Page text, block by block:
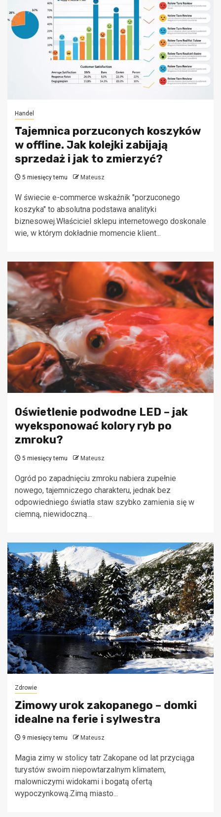
Handel
Tajemnica porzuconych koszyków
w offline. Jak kolejki zabijają
sprzedaż i jak to zmierzyć?
5 miesięcy temu Mateusz
W świecie e-commerce wskaźnik "porzuconego
koszyka" to absolutna podstawa analityki
biznesowej.Właściciel sklepu internetowego doskonale
wie, w którym dokładnie momencie klient...
Oświetlenie podwodne LED – jak
wyeksponować kolory ryb po
zmroku?
5 miesięcy temu Mateusz
Ogród po zapadnięciu zmroku nabiera zupełnie
nowego, tajemniczego charakteru, jednak bez
odpowiedniego światła staw szybko zamienia się w
ciemną, niewidoczną...
Zdrowie
Zimowy urok zakopanego – domki
idealne na ferie i sylwestra
9 miesięcy temu Mateusz
Magia zimy w stolicy tatr Zakopane od lat przyciąga
turystów swoim niepowtarzalnym klimatem,
malowniczymi widokami i bogatą ofertą
wypoczynkową.Zimą miasto...